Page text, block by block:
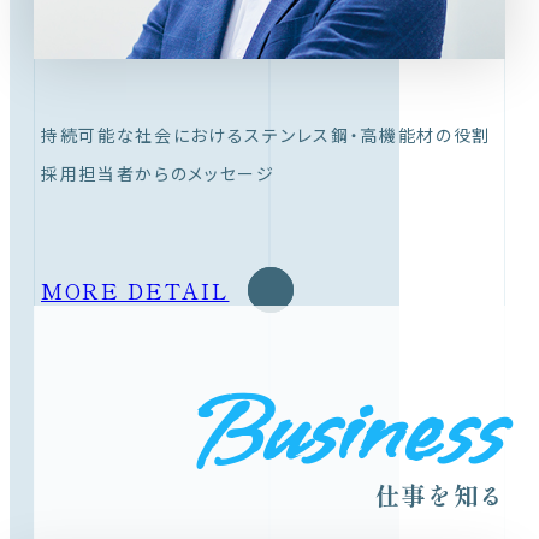
持続可能な社会におけるステンレス鋼・高機能材の役割
採用担当者からのメッセージ
MORE DETAIL
Business
仕事を知る